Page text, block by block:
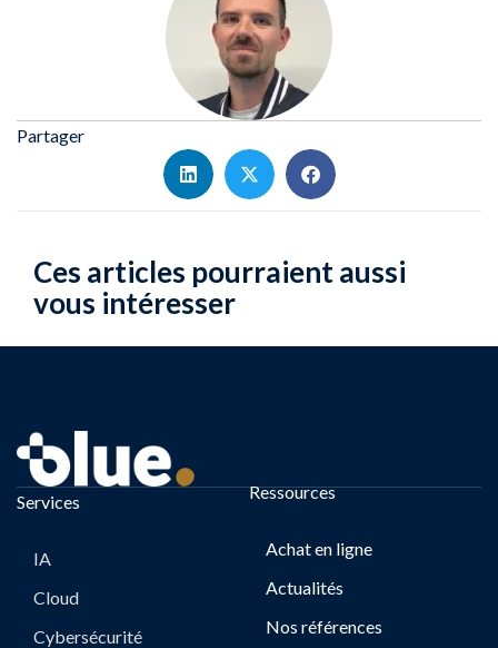
Partager
Ces articles pourraient aussi
vous intéresser
Services
IA
Cloud
Cybersécurité
Ressources
Achat en ligne
Actualités
Nos références